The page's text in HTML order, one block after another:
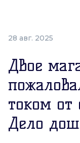
28 авг. 2025
Двое
током от
Дело